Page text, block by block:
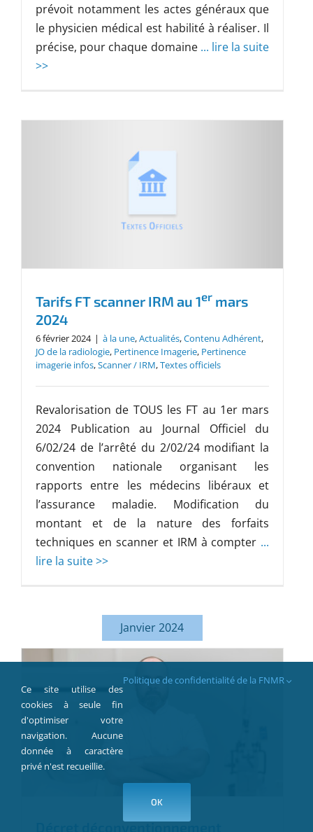
prévoit notamment les actes généraux que
le physicien médical est habilité à réaliser. Il
précise, pour chaque domaine ... lire la suite
>>
Tarifs FT scanner IRM au 1er mars
2024
6 février 2024 | à la une,Actualités,Contenu Adhérent,
JO de la radiologie, Pertinence Imagerie, Pertinence
imagerie infos,Scanner / IRM,Textes officiels
Revalorisation de TOUS les FT au 1er mars
2024 Publication au Journal Officiel du
6/02/24 de l’arrêté du 2/02/24 modifiant la
convention nationale organisant les
rapports entre les médecins libéraux et
l’assurance maladie. Modification du
montant et de la nature des forfaits
techniques en scanner et IRM à compter ...
lire la suite >>
Janvier 2024
Décret déconventionnement
Ce site utilise des
cookies à seule fin
d'optimiser votre
navigation. Aucune
donnée à caractère
privé n'est recueillie.
Politique de confidentialité de la FNMR
OK